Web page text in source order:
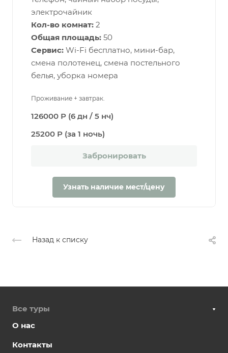
электрочайник
Кол-во комнат: 2
Общая площадь: 50
Сервис: Wi-Fi бесплатно, мини-бар,
смена полотенец, смена постельного
белья, уборка номера
Проживание + завтрак.
126000 Р (6 дн / 5 нч)
25200 Р (за 1 ночь)
Забронировать
Узнать наличие мест/цену
Назад к списку
Все туры
О нас
Контакты